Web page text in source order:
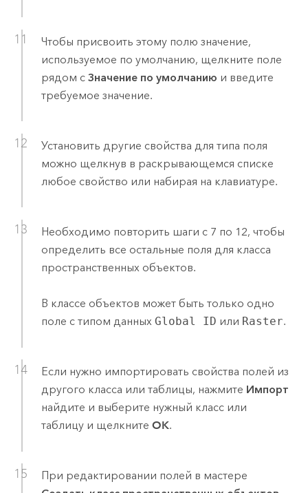
Чтобы присвоить этому полю значение,
используемое по умолчанию, щелкните поле
рядом с Значение по умолчанию и введите
требуемое значение.
Установить другие свойства для типа поля
можно щелкнув в раскрывающемся списке
любое свойство или набирая на клавиатуре.
Необходимо повторить шаги с 7 по 12, чтобы
определить все остальные поля для класса
пространственных объектов.
В классе объектов может быть только одно
поле с типом данных Global ID или Raster.
Если нужно импортировать свойства полей из
другого класса или таблицы, нажмите Импорт
найдите и выберите нужный класс или
таблицу и щелкните OK.
При редактировании полей в мастере